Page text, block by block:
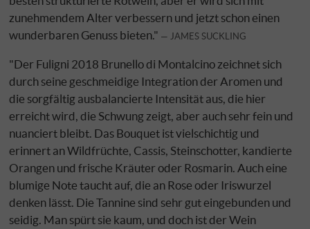
zunehmendem Alter verbessern und jetzt schon einen
wunderbaren Genuss bieten."
JAMES SUCKLING
"Der Fuligni 2018 Brunello di Montalcino zeichnet sich
durch seine geschmeidige Integration der Aromen und
die sorgfältig ausbalancierte Intensität aus, die hier
erreicht wird, die Schwung zeigt, aber auch sehr fein und
nuanciert bleibt. Das Bouquet ist vielschichtig und
erinnert an Wildfrüchte, Cassis, Steinschotter, kandierte
Orangen und frische Kräuter oder Rosmarin. Auch eine
blumige Note taucht auf, die an Rose oder Iriswurzel
denken lässt. Die Tannine sind sehr gut eingebunden und
seidig. Man spürt sie kaum, und doch ist der Wein